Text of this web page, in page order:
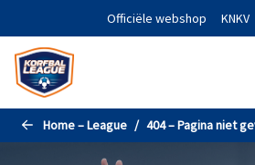
Naar de hoofdinhoud gaanOfficiële webshop KNKV
Home – League 404 – Pagina niet